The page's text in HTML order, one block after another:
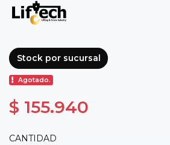
Stock por sucursal
Agotado.
$ 155.940
CANTIDAD